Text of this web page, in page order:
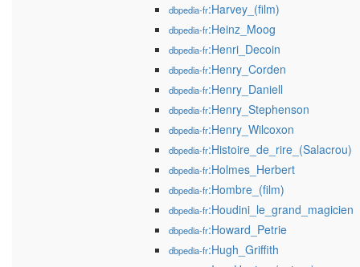
dbpedia-fr:Harvey_(film)
dbpedia-fr:Heinz_Moog
dbpedia-fr:Henri_Decoin
dbpedia-fr:Henry_Corden
dbpedia-fr:Henry_Daniell
dbpedia-fr:Henry_Stephenson
dbpedia-fr:Henry_Wilcoxon
dbpedia-fr:Histoire_de_rire_(Salacrou)
dbpedia-fr:Holmes_Herbert
dbpedia-fr:Hombre_(film)
dbpedia-fr:Houdini_le_grand_magicien
dbpedia-fr:Howard_Petrie
dbpedia-fr:Hugh_Griffith